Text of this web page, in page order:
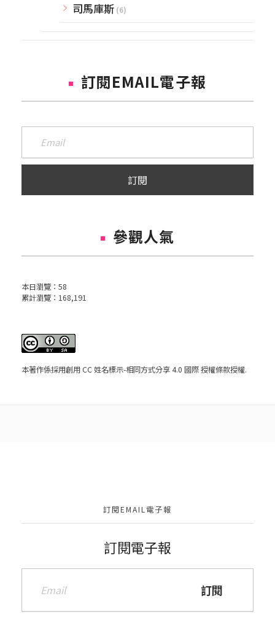
司馬庫斯 (6)
訂閱EMAIL電子報
參觀人氣
本日瀏覽： 58
累計瀏覽： 168,191
本著作係採用創用 CC 姓名標示-相同方式分享 4.0 國際 授權條款授權.
訂閱EMAIL電子報
訂閱電子報